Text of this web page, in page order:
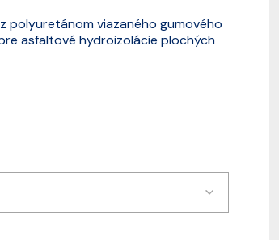
polyuretánom viazaného gumového
asfaltové hydroizolácie plochých